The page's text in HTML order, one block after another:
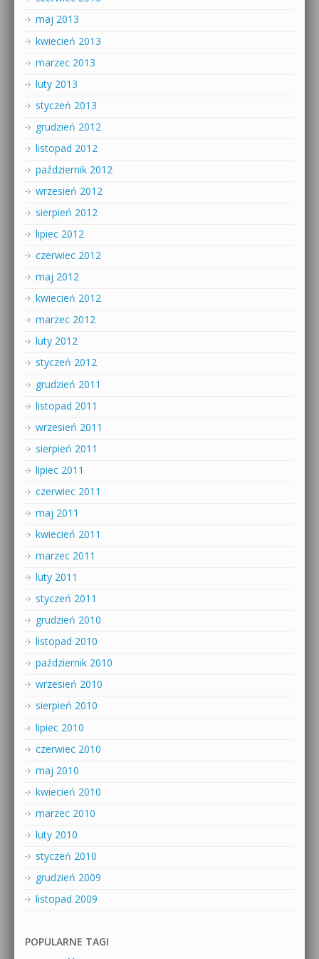
maj 2013
kwiecień 2013
marzec 2013
luty 2013
styczeń 2013
grudzień 2012
listopad 2012
październik 2012
wrzesień 2012
sierpień 2012
lipiec 2012
czerwiec 2012
maj 2012
kwiecień 2012
marzec 2012
luty 2012
styczeń 2012
grudzień 2011
listopad 2011
wrzesień 2011
sierpień 2011
lipiec 2011
czerwiec 2011
maj 2011
kwiecień 2011
marzec 2011
luty 2011
styczeń 2011
grudzień 2010
listopad 2010
październik 2010
wrzesień 2010
sierpień 2010
lipiec 2010
czerwiec 2010
maj 2010
kwiecień 2010
marzec 2010
luty 2010
styczeń 2010
grudzień 2009
listopad 2009
POPULARNE TAGI